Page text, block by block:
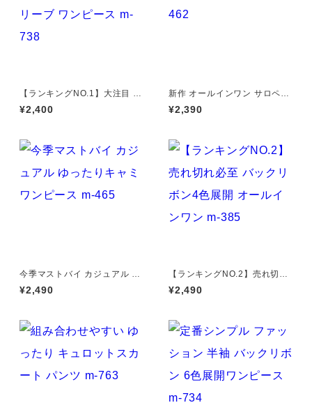
【ランキングNO.1】大注目 V
ネック ノースリーブ ワンピー
ス m-738
¥2,400
新作 オールインワン サロペッ
トパンツ m-462
¥2,390
今季マストバイ カジュアル ゆ
ったりキャミワンピース m-46
5
¥2,490
【ランキングNO.2】売れ切れ
必至 バックリボン4色展開 オ
ールインワン m-385
¥2,490